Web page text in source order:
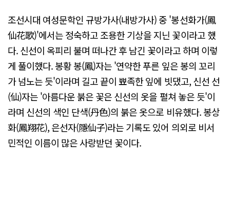
조선시대 여성문학인 규방가사(내방가사) 중 '봉선화가(鳳
仙花歌)'에서는 정숙하고 조용한 기상을 지닌 꽃이라고 했
다. 신선이 옥피리 불며 떠나간 후 남긴 꽃이라고 하며 이렇
게 풀이했다. 봉황 봉(鳳)자는 '연약한 푸른 잎은 봉의 꼬리
가 넘노는 듯'이라며 길고 끝이 뾰족한 잎에 빗댔고, 신선 선
(仙)자는 '아름다운 붉은 꽃은 신선의 옷을 펼쳐 놓은 듯'이
라며 신선의 색인 단색(丹色)의 붉은 옷으로 비유했다. 봉상
화(鳳翔花), 은선자(隱仙子)라는 기록도 있어 의외로 비서
민적인 이름이 많은 사랑받던 꽃이다.